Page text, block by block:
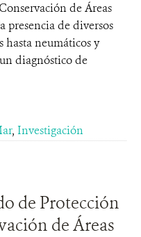
de Áreas
presencia de diversos
hasta neumáticos y
diagnóstico de
, Investigación
de Protección
de Áreas